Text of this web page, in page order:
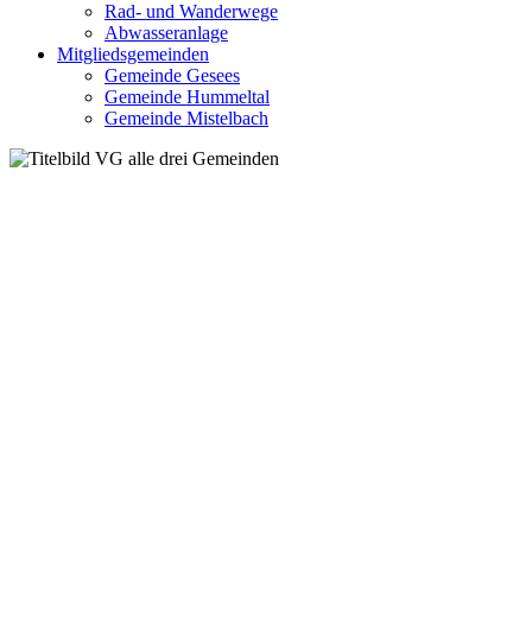
Rad- und Wanderwege
Abwasseranlage
Mitgliedsgemeinden
Gemeinde Gesees
Gemeinde Hummeltal
Gemeinde Mistelbach